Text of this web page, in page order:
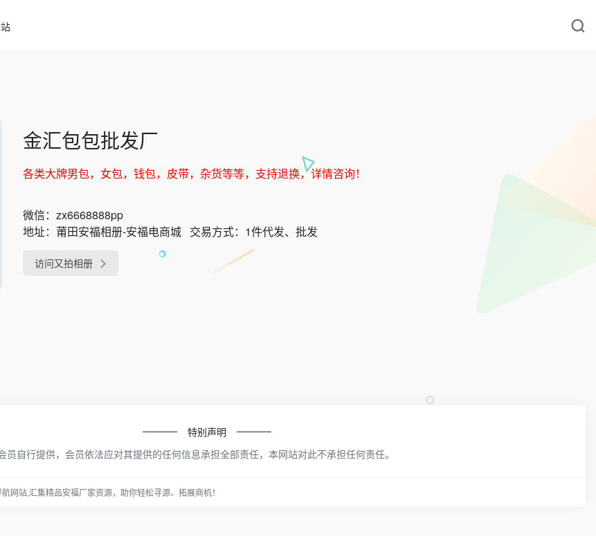
金汇包包批发厂
各类大牌男包，女包，钱包，皮带，杂货等等，支持退换，详情咨询！
微信： zx6668888pp
地址： 莆田安福相册-安福电商城 交易方式： 1件代发、批发
访问又拍相册
特别声明
自行提供，会员依法应对其提供的任何信息承担全部责任，本网站对此不承担任何责任。
网站,汇集精品安福厂家资源，助你轻松寻源、拓展商机！